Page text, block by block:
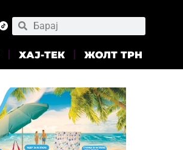
ХАЈ-ТЕК ЖОЛТ ТРН